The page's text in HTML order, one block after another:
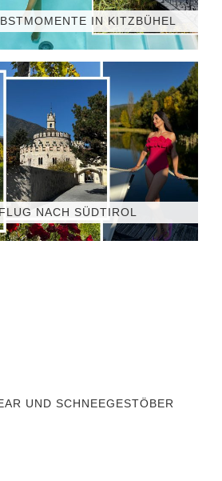
IN KITZBÜHEL
NACH SÜDTIROL
UND SCHNEEGESTÖBER